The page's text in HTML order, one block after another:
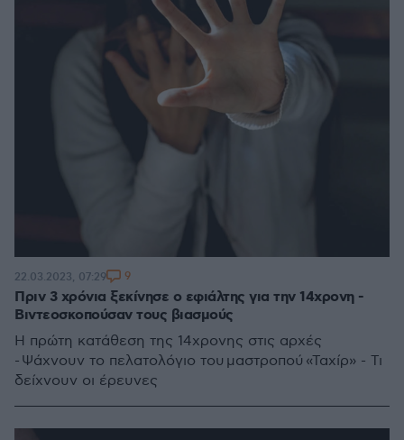
Πριν 3 χρόνια ξεκίνησε ο εφιάλτης για την 14χρονη -
Βιντεοσκοπούσαν τους βιασμούς
Η πρώτη κατάθεση της 14χρονης στις αρχές
- Ψάχνουν το πελατολόγιο του μαστροπού «Ταχίρ» - Τι
δείχνουν οι έρευνες
22.03.2023, 07:29 9